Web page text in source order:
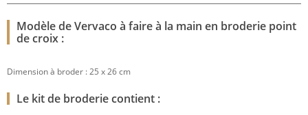
Modèle de Vervaco à faire à la main en broderie point
de croix :
Dimension à broder : 25 x 26 cm
Le kit de broderie contient :